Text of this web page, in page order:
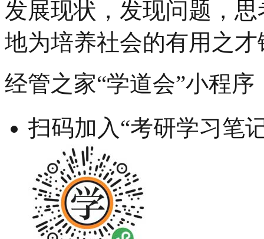
发展现状，发现问题，
地为培养社会的有用之
经管之家“学道会”小程序
扫码加入“考研学习笔